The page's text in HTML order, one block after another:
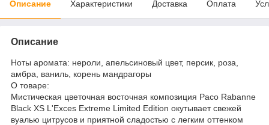
Описание Характеристики Доставка Оплата
Описание
Ноты аромата: нероли, апельсиновый цвет, персик, роза,
амбра, ваниль, корень мандрагоры
О товаре:
Мистическая цветочная восточная композиция Paco Rabanne
Black XS L'Exces Extreme Limited Edition окутывает свежей
вуалью цитрусов и приятной сладостью с легким оттенком